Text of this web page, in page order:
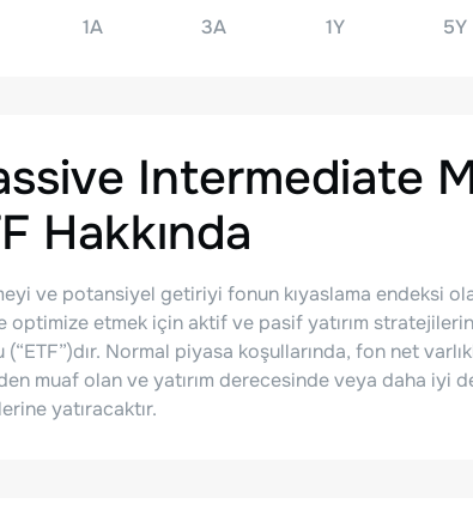
1A 3A 1Y 5Y
Intermediate
Hakkında
ve potansiyel getiriyi fonun kıyaslama endeksi
optimize etmek için aktif ve pasif yatırım
Normal piyasa koşullarında, fon net
muaf olan ve yatırım derecesinde veya daha iyi
yatıracaktır.